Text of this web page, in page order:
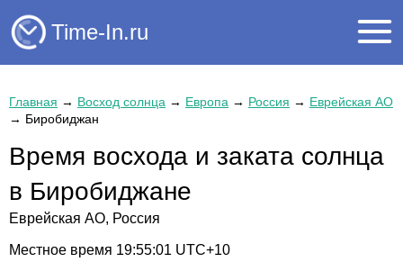
Time-In.ru
Главная → Восход солнца → Европа → Россия → Еврейская АО
→ Биробиджан
Время восхода и заката солнца
в Биробиджане
Еврейская АО, Россия
Местное время 19:55:01 UTC+10